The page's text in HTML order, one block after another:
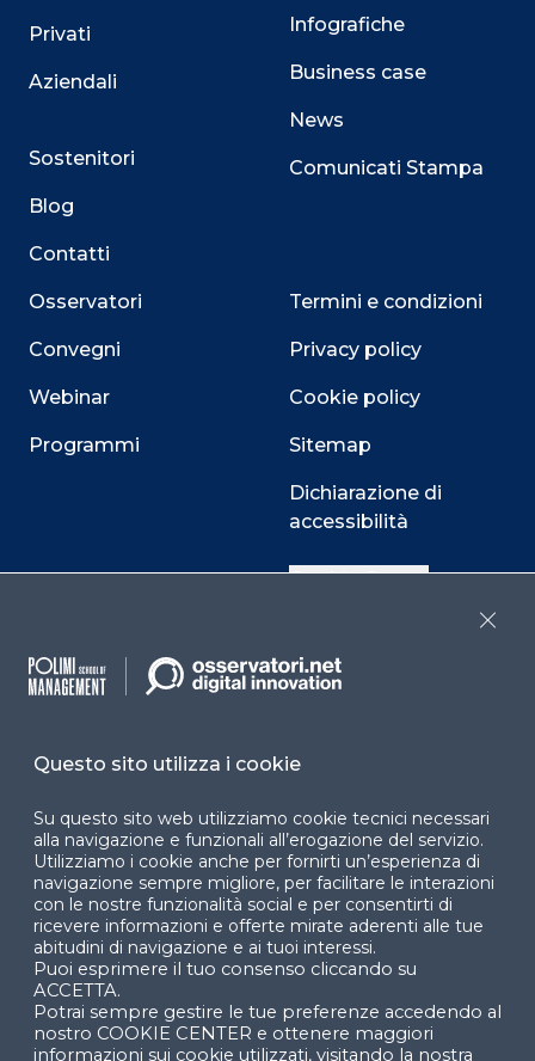
Privati
Aziendali
Sostenitori
Blog
Contatti
Osservatori
Convegni
Webinar
Programmi
Infografiche
Business case
News
Comunicati Stampa
Termini e condizioni
Privacy policy
Cookie policy
Sitemap
Dichiarazione di
accessibilità
Cookie Center
Facebook LinkedIn
© 2024 Copyright © Politecnico di Milano Dipartimento
di Ingegneria Gestionale
Questo sito utilizza i cookie
Su questo sito web utilizziamo cookie tecnici necessari
alla navigazione e funzionali all’erogazione del servizio.
Utilizziamo i cookie anche per fornirti un’esperienza di
navigazione sempre migliore, per facilitare le interazioni
con le nostre funzionalità social e per consentirti di
ricevere informazioni e offerte mirate aderenti alle tue
abitudini di navigazione e ai tuoi interessi.
Puoi esprimere il tuo consenso cliccando su
ACCETTA.
Potrai sempre gestire le tue preferenze accedendo al
nostro COOKIE CENTER e ottenere maggiori
informazioni sui cookie utilizzati, visitando la nostra